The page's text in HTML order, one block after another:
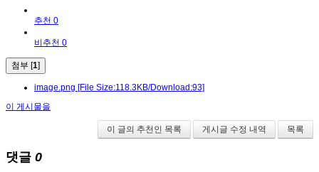
추천 0
비추천 0
첨부 [1]
image.png [File Size:118.3KB/Download:93]
이 게시물을
이 글의 추천인 목록 게시글 수정 내역 목록
댓글 0